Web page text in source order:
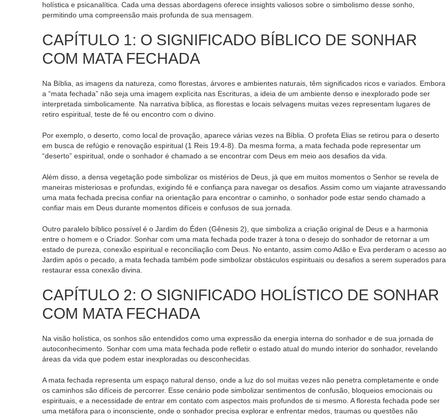
holística e psicanalítica. Cada uma dessas abordagens oferece insights valiosos sobre o simbolismo desse sonho,
permitindo uma compreensão mais profunda de sua mensagem.
CAPÍTULO 1: O SIGNIFICADO BÍBLICO DE SONHAR
COM MATA FECHADA
Na Bíblia, as imagens da natureza, como florestas, árvores e ambientes naturais, têm significados ricos e variados. Embora
a “mata fechada” não seja uma imagem explícita nas Escrituras, a ideia de um ambiente denso e inexplorado pode ser
interpretada simbolicamente. Na narrativa bíblica, as florestas e locais selvagens muitas vezes representam lugares de
retiro espiritual, teste de fé ou encontro com o divino.
Por exemplo, o deserto, como local de provação, aparece várias vezes na Bíblia. O profeta Elias se retirou para o deserto
em busca de refúgio e renovação espiritual (1 Reis 19:4-8). Da mesma forma, a mata fechada pode representar um
“deserto” espiritual, onde o sonhador é chamado a se encontrar com Deus em meio aos desafios da vida.
Além disso, a densa vegetação pode simbolizar os mistérios de Deus, já que em muitos momentos o Senhor se revela de
maneiras misteriosas e profundas, exigindo fé e confiança para navegar os desafios. Assim como um viajante atravessando
uma mata fechada precisa confiar na orientação para encontrar o caminho, o sonhador pode estar sendo chamado a
confiar mais em Deus durante momentos difíceis e confusos de sua jornada.
Outro paralelo bíblico possível é o Jardim do Éden (Gênesis 2), que simboliza a criação original de Deus e a harmonia
entre o homem e o Criador. Sonhar com uma mata fechada pode trazer à tona o desejo do sonhador de retornar a um
estado de pureza, conexão espiritual e reconciliação com Deus. No entanto, assim como Adão e Eva perderam o acesso ao
Jardim após o pecado, a mata fechada também pode simbolizar obstáculos espirituais ou desafios a serem superados para
restaurar essa conexão divina.
CAPÍTULO 2: O SIGNIFICADO HOLÍSTICO DE SONHAR
COM MATA FECHADA
Na visão holística, os sonhos são entendidos como uma expressão da energia interna do sonhador e de sua jornada de
autoconhecimento. Sonhar com uma mata fechada pode refletir o estado atual do mundo interior do sonhador, revelando
áreas da vida que podem estar inexploradas ou desconhecidas.
A mata fechada representa um espaço natural denso, onde a luz do sol muitas vezes não penetra completamente e onde
os caminhos são difíceis de percorrer. Esse cenário pode simbolizar sentimentos de confusão, bloqueios emocionais ou
espirituais, e a necessidade de entrar em contato com aspectos mais profundos de si mesmo. A floresta fechada pode ser
uma metáfora para o inconsciente, onde o sonhador precisa explorar e enfrentar medos, traumas ou questões não